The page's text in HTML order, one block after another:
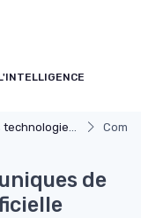
émergentes
de